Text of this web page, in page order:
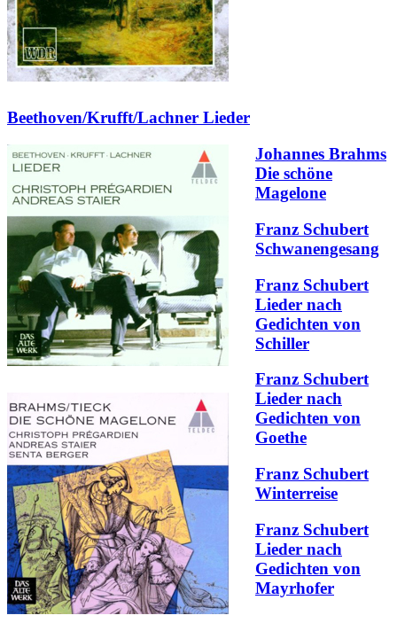
Beethoven/Krufft/Lachner Lieder
Johannes Brahms
Die schöne
Magelone
Franz Schubert
Schwanengesang
Franz Schubert
Lieder nach
Gedichten von
Schiller
Franz Schubert
Lieder nach
Gedichten von
Goethe
Franz Schubert
Winterreise
Franz Schubert
Lieder nach
Gedichten von
Mayrhofer